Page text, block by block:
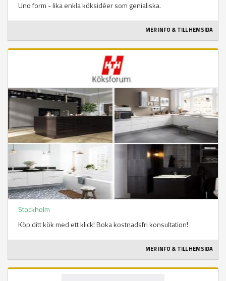
Uno form - lika enkla köksidéer som genialiska.
MER INFO & TILL HEMSIDA
Stockholm
Köp ditt kök med ett klick! Boka kostnadsfri konsultation!
MER INFO & TILL HEMSIDA